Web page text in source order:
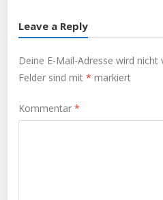
Leave a Reply
Deine E-Mail-Adresse wird nicht
Felder sind mit* markiert
Kommentar*